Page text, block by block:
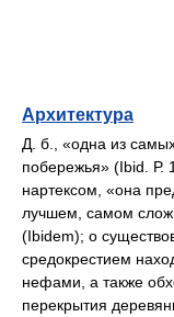
Архитектура
Д. б., «одна из
побережья» (Ibid. Р.
нартексом, «она
лучшем, самом
(Ibidem); о
средокрестием
нефами, а также
перекрытия